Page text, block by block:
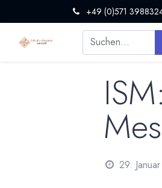
+49 (0)571
29.